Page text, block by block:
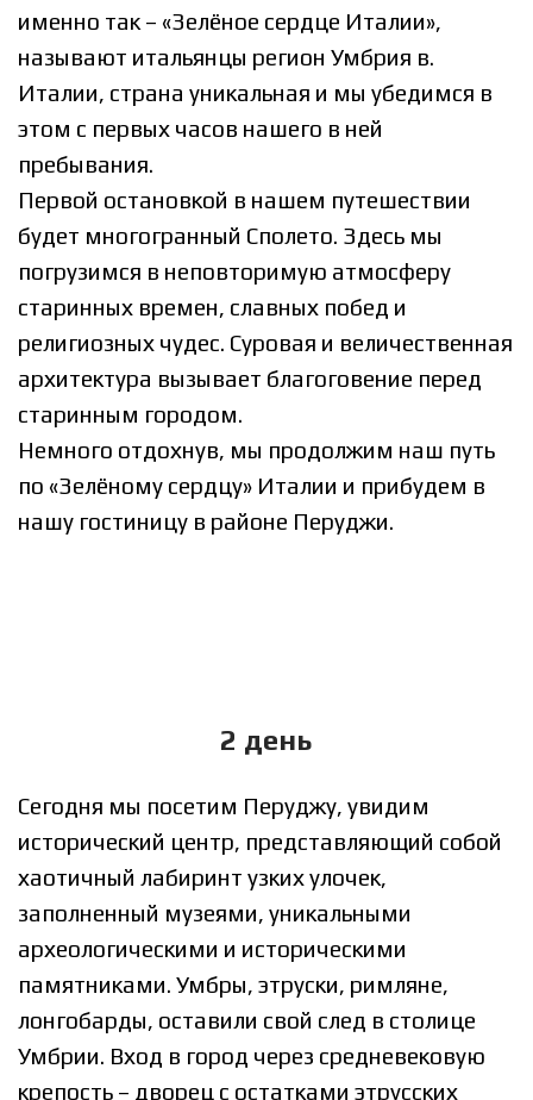
именно так – «Зелёное сердце Италии»,
называют итальянцы регион Умбрия в.
Италии, страна уникальная и мы убедимся в
этом с первых часов нашего в ней
пребывания.
Первой остановкой в нашем путешествии
будет многогранный Сполето. Здесь мы
погрузимся в неповторимую атмосферу
старинных времен, славных побед и
религиозных чудес. Суровая и величественная
архитектура вызывает благоговение перед
старинным городом.
Немного отдохнув, мы продолжим наш путь
по «Зелёному сердцу» Италии и прибудем в
нашу гостиницу в районе Перуджи.
2 день
Сегодня мы посетим Перуджу, увидим
исторический центр, представляющий собой
хаотичный лабиринт узких улочек,
заполненный музеями, уникальными
археологическими и историческими
памятниками. Умбры, этруски, римляне,
лонгобарды, оставили свой след в столице
Умбрии. Вход в город через средневековую
крепость – дворец с остатками этрусских